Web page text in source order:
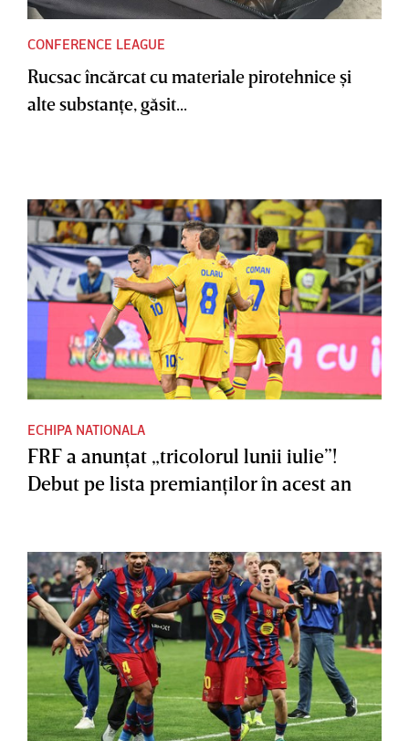
CONFERENCE LEAGUE
Rucsac încărcat cu materiale pirotehnice şi
alte substanţe, găsit...
ECHIPA NATIONALA
FRF a anunţat „tricolorul lunii iulie”!
Debut pe lista premianţilor în acest an